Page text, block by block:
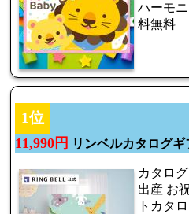
ハーモ
料無料
1位
11,990円 リンベルカタログ
カタロ
出産 お
トカタ